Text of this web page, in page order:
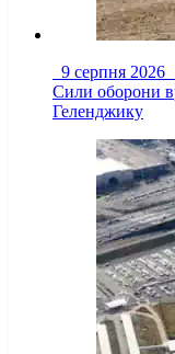
9 серпня 2026
Сили оборони
Геленджику